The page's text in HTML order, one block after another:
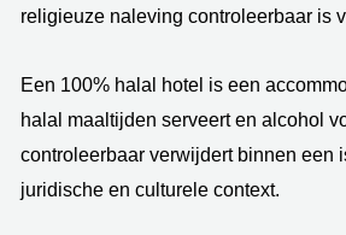
religieuze naleving controleerbaar is
Een 100% halal hotel is een
halal maaltijden serveert en alcohol
controleerbaar verwijdert binnen een
juridische en culturele context.